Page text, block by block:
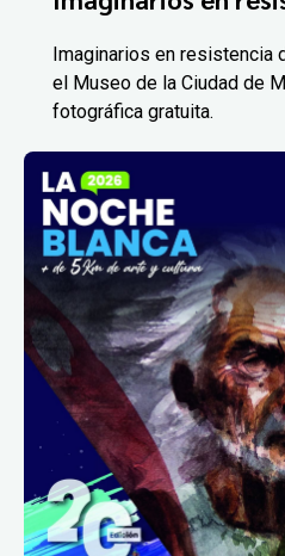
Imaginarios en resistencia
el Museo de la Ciudad de
fotográfica gratuita.